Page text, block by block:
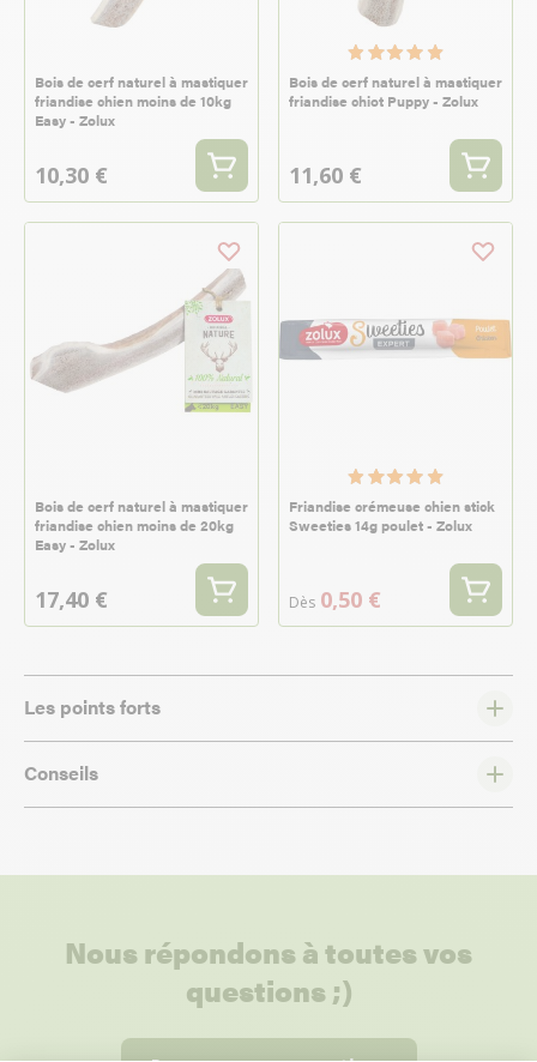
Bois de cerf naturel à mastiquer
friandise chien moins de 10kg
Easy - Zolux
10,30 €
Bois de cerf naturel à mastiquer
friandise chiot Puppy - Zolux
11,60 €
Bois de cerf naturel à mastiquer
friandise chien moins de 20kg
Easy - Zolux
17,40 €
Friandise crémeuse chien stick
Sweeties 14g poulet - Zolux
Dès 0,50 €
Les points forts
Conseils
Nous répondons à toutes vos
questions ;)